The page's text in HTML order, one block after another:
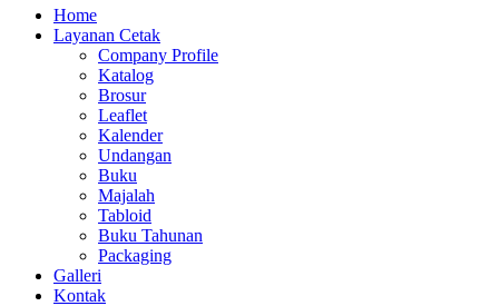
Home
Layanan Cetak
Company Profile
Katalog
Brosur
Leaflet
Kalender
Undangan
Buku
Majalah
Tabloid
Buku Tahunan
Packaging
Galleri
Kontak